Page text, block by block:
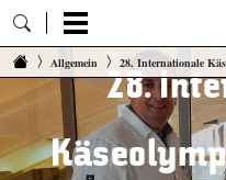
Zum Inhalt springen
Allgemein 28. Internationale
28.